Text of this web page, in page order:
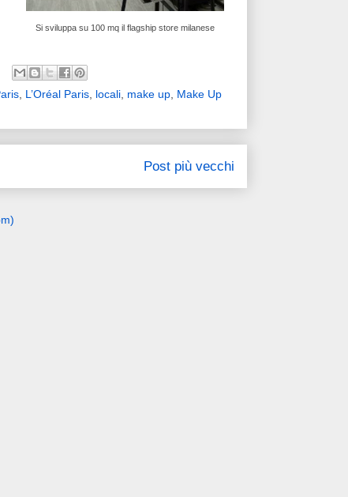
Si sviluppa su 100 mq il flagship store milanese
, L’Oréal Paris, locali, make up, Make Up
Post più vecchi